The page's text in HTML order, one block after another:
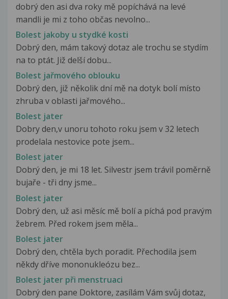
dobrý den asi dva roky mě popíchává na levé
mandli je mi z toho občas nevolno...
Bolest jakoby u stydké kosti
Dobrý den, mám takový dotaz ale trochu se stydím
na to ptát. Již delší dobu...
Bolest jařmového oblouku
Dobrý den, již několik dní mě na dotyk bolí místo
zhruba v oblasti jařmového...
Bolest jater
Dobry den,v unoru tohoto roku jsem v 32 letech
prodelala nestovice pote jsem...
Bolest jater
Dobrý den, je mi 18 let. Silvestr jsem trávil poměrně
bujaře - tři dny jsme...
Bolest jater
Dobrý den, už asi měsíc mě bolí a píchá pod pravým
žebrem. Před rokem jsem měla...
Bolest jater
Dobrý den, chtěla bych poradit. Přechodila jsem
někdy dříve mononukleózu bez...
Bolest jater při menstruaci
Dobrý den pane Doktore, zasílám Vám svůj dotaz,